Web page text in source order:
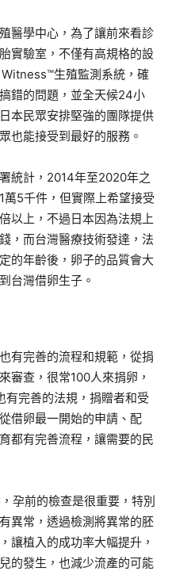
醫學中心，為了讓前來看診
實驗室，不僅有高規格的設
生殖監測系統，確
錯的問題，並全天候24小
本民眾安排堅強的團隊提供
也能接受到最好的服務。
統計，2014年至2020年之
5千件，但實際上希望接受
以上，不過日本因為法規上
，而台灣醫療技術發達，法
的年齡後，卵子的品質會大
台灣借卵生子。
有完善的流程和規範，從捐
審查，很常100人來捐卵，
完善的法規，捐贈者和受
借卵最一開始的申請、配
都有完善流程，讓需要的民
孕前的檢查是很重要，特別
異常，透過檢測將異常的胚
讓植入的成功率大幅提升，
的發生，也減少流產的可能